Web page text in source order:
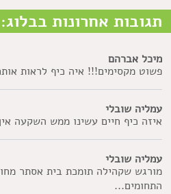
תגובות אחרונות בבלוג:
מיכל אברהם
פשוט מקסימים!!! איה כיף לראות
עמליה שובלי
איזה כיף חיים עשינו ממש השקעה
עמליה שובלי
מורגש שקהילה תומכת בית אסתר
התחומים...